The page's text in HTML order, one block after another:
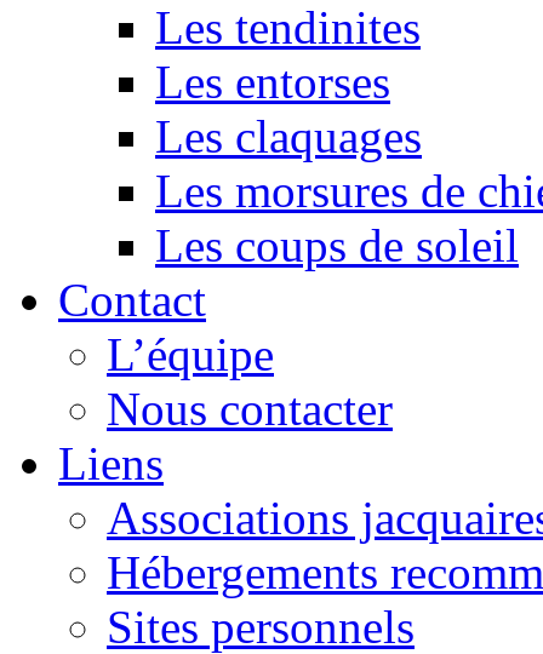
Les tendinites
Les entorses
Les claquages
Les morsures de
Les coups de soleil
Contact
L’équipe
Nous contacter
Liens
Associations
Hébergements
Sites personnels